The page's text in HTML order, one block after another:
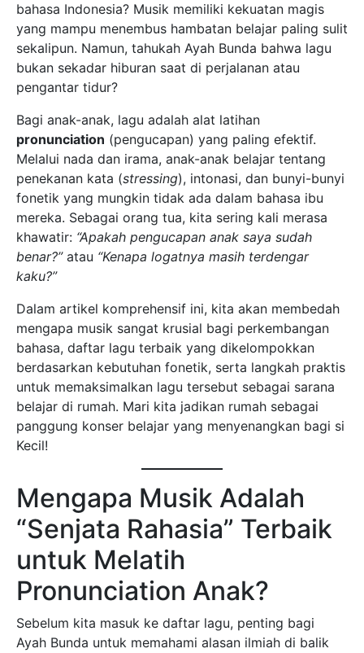
bahasa Indonesia? Musik memiliki kekuatan magis
yang mampu menembus hambatan belajar paling sulit
sekalipun. Namun, tahukah Ayah Bunda bahwa lagu
bukan sekadar hiburan saat di perjalanan atau
pengantar tidur?
Bagi anak-anak, lagu adalah alat latihan
pronunciation (pengucapan) yang paling efektif.
Melalui nada dan irama, anak-anak belajar tentang
penekanan kata (stressing), intonasi, dan bunyi-bunyi
fonetik yang mungkin tidak ada dalam bahasa ibu
mereka. Sebagai orang tua, kita sering kali merasa
khawatir: “Apakah pengucapan anak saya sudah
benar?”atau “Kenapa logatnya masih terdengar
kaku?”
Dalam artikel komprehensif ini, kita akan membedah
mengapa musik sangat krusial bagi perkembangan
bahasa, daftar lagu terbaik yang dikelompokkan
berdasarkan kebutuhan fonetik, serta langkah praktis
untuk memaksimalkan lagu tersebut sebagai sarana
belajar di rumah. Mari kita jadikan rumah sebagai
panggung konser belajar yang menyenangkan bagi si
Kecil!
Mengapa Musik Adalah
“Senjata Rahasia” Terbaik
untuk Melatih
Pronunciation Anak?
Sebelum kita masuk ke daftar lagu, penting bagi
Ayah Bunda untuk memahami alasan ilmiah di balik